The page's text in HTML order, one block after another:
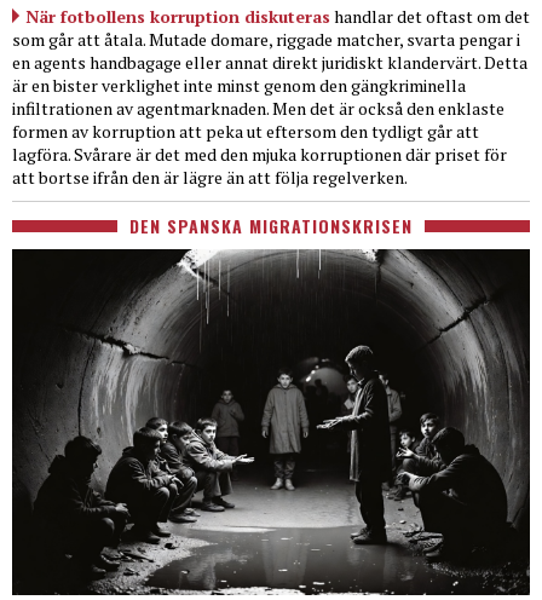
När fotbollens korruption diskuteras handlar det oftast om det
som går att åtala. Mutade domare, riggade matcher, svarta pengar i
en agents handbagage eller annat direkt juridiskt klandervärt. Detta
är en bister verklighet inte minst genom den gängkriminella
infiltrationen av agentmarknaden. Men det är också den enklaste
formen av korruption att peka ut eftersom den tydligt går att
lagföra. Svårare är det med den mjuka korruptionen där priset för
att bortse ifrån den är lägre än att följa regelverken.
DEN SPANSKA MIGRATIONSKRISEN